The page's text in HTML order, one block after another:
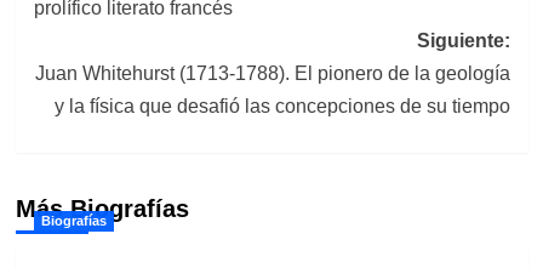
entradas
prolífico literato francés
Siguiente:
Juan Whitehurst (1713-1788). El pionero de la geología
y la física que desafió las concepciones de su tiempo
Más Biografías
Biografías